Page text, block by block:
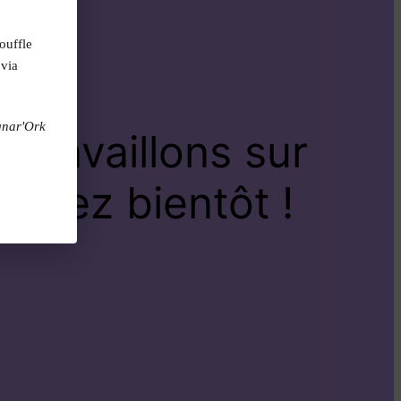
travaillons sur
bientôt !